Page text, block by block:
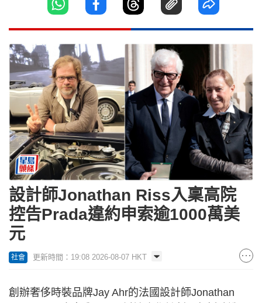
設計師Jonathan Riss入稟高院
控告Prada違約申索逾1000萬美
元
社會 更新時間：19:08 2026-08-07 HKT
創辦奢侈時裝品牌Jay Ahr的法國設計師Jonathan